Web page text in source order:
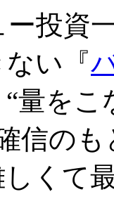
投資
い『
量を
信の
くて